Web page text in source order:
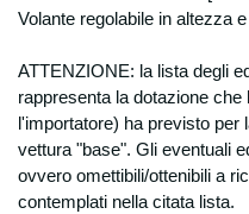
Volante regolabile in altezza
ATTENZIONE: la lista degli
rappresenta la dotazione
l'importatore) ha previsto per
vettura "base". Gli eventuali
ovvero omettibili/ottenibili a
contemplati nella citata lista.